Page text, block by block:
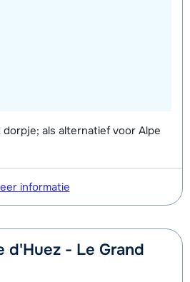
als alternatief voor Alpe
informatie
d'Huez - Le Grand